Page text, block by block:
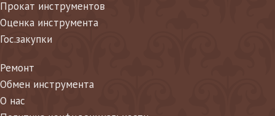
Прокат инструментов
Оценка инструмента
Гос.закупки
Ремонт
Обмен инструмента
О нас